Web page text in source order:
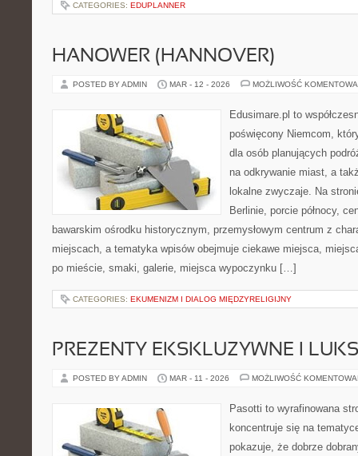
CATEGORIES: EDUPLANNER
HANOWER (HANNOVER)
POSTED BY ADMIN MAR - 12 - 2026 MOŻLIWOŚĆ
Edusimare.pl to
poświęcony Niemcom,
dla osób planujących
na odkrywanie miast, a
lokalne zwyczaje. Na
Berlinie, porcie północy,
bawarskim ośrodku historycznym, przemysłowym centrum z
miejscach, a tematyka wpisów obejmuje ciekawe miejsca,
po mieście, smaki, galerie, miejsca wypoczynku […]
CATEGORIES: EKUMENIZM I DIALOG MIĘDZYRELIGIJNY
PREZENTY EKSKLUZYWNE I
POSTED BY ADMIN MAR - 11 - 2026 MOŻLIWOŚĆ
Pasotti to wyrafinowana
koncentruje się na
pokazuje, że dobrze